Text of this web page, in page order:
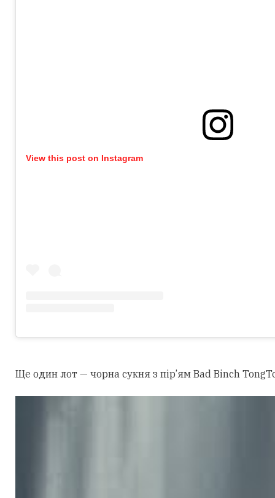
View this post on Instagram
Ще один лот — чорна сукня з пір’ям Bad Binch